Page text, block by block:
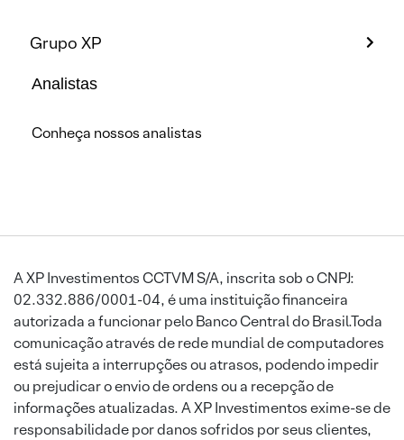
Grupo XP
Analistas
Conheça nossos analistas
A XP Investimentos CCTVM S/A, inscrita sob o CNPJ:
02.332.886/0001-04, é uma instituição financeira
autorizada a funcionar pelo Banco Central do Brasil.Toda
comunicação através de rede mundial de computadores
está sujeita a interrupções ou atrasos, podendo impedir
ou prejudicar o envio de ordens ou a recepção de
informações atualizadas. A XP Investimentos exime-se de
responsabilidade por danos sofridos por seus clientes,